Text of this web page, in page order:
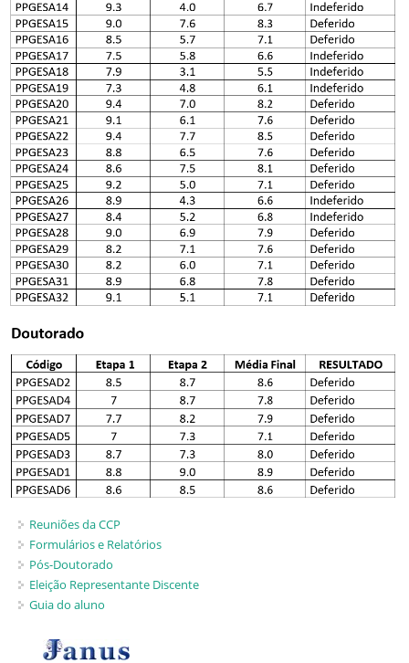
Número de vagas
Candidatos estrangeiros
Bolsas
Inscrições recebidas
Exames e arguições
Resultado da seleção
Critérios para concessão de bolsas
Regimentos e regulamentos
Reuniões da CCP
Formulários e Relatórios
Pós-Doutorado
Eleição Representante Discente
Guia do aluno